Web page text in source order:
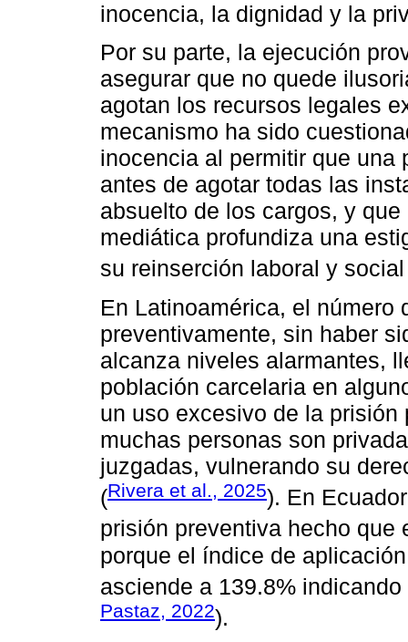
inocencia, la dignidad y la
Por su parte, la ejecución
asegurar que no quede
agotan los recursos legales
mecanismo ha sido
inocencia al permitir que una
antes de agotar todas las
absuelto de los cargos, y
mediática profundiza una
su reinserción laboral y
En Latinoamérica, el número
preventivamente, sin haber
alcanza niveles alarmantes,
población carcelaria en
un uso excesivo de la
muchas personas son
juzgadas, vulnerando su
(Rivera et al., 2025). En
prisión preventiva hecho que
porque el índice de
asciende a 139.8%
Pastaz, 2022).